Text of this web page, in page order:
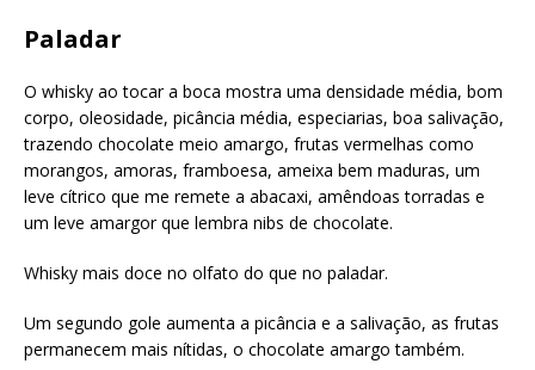
Paladar
O whisky ao tocar a boca mostra uma densidade média, bom
corpo, oleosidade, picância média, especiarias, boa salivação,
trazendo chocolate meio amargo, frutas vermelhas como
morangos, amoras, framboesa, ameixa bem maduras, um
leve cítrico que me remete a abacaxi, amêndoas torradas e
um leve amargor que lembra nibs de chocolate.
Whisky mais doce no olfato do que no paladar.
Um segundo gole aumenta a picância e a salivação, as frutas
permanecem mais nítidas, o chocolate amargo também.